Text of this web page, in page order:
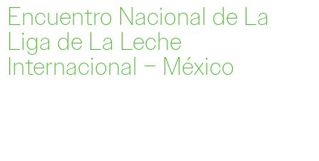
Encuentro Nacional de La
Liga de La Leche
Internacional – México